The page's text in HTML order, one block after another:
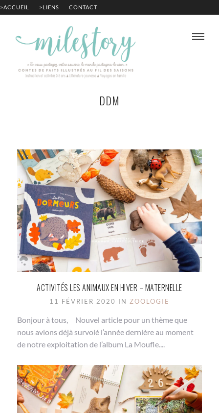
>ACCUEIL >LIENS CONTACT
DDM
ACTIVITÉS LES ANIMAUX EN HIVER – MATERNELLE
11 FÉVRIER 2020 IN ZOOLOGIE
Bonjour à tous, Nouvel article pour un thème que
nous avions déjà survolé l’année dernière au moment
de notre exploitation de l’album La Moufle....